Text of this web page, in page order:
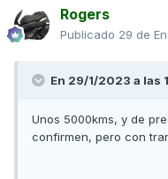
Rogers
Publicado 29 de
En 29/1/2023 a las
Unos 5000kms, y de
confirmen, pero con